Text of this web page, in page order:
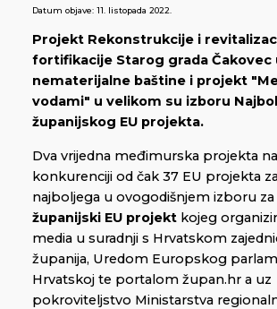
Datum objave: 11. listopada 2022.
Projekt Rekonstrukcije i
fortifikacije Starog grada Čakovec
nematerijalne baštine i projekt
vodami" u velikom su izboru
županijskog EU projekta.
Dva vrijedna međimurska projekta
konkurenciji od čak 37 EU projekta
najboljega u ovogodišnjem izboru za
županijski EU projekt kojeg
media u suradnji s Hrvatskom
županija, Uredom Europskog
Hrvatskoj te portalom župan.hr a uz
pokroviteljstvo Ministarstva